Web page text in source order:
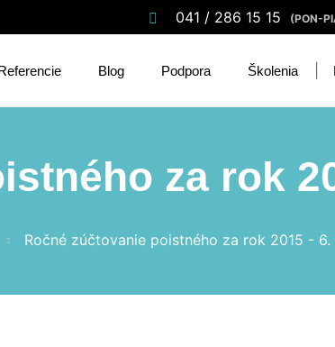
041 / 286 15 15 (PON-
Blog Podpora Školenia
za rok
Ročné zúčtovanie poistného za rok 2015 - 6.